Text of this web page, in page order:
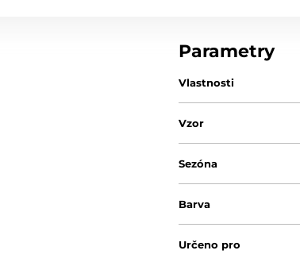
Parametry
Vlastnosti
Vzor
Sezóna
Barva
Určeno pro